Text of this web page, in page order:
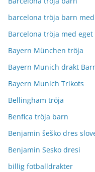
barcelona tröja barn
Barcelona tröja med
Bayern München tröja
Bayern Munich drakt
Bayern Munich Trikots
Bellingham tröja
Benfica tröja barn
Benjamin šeško dres
Benjamin Sesko dresi
billig fotballdrakter